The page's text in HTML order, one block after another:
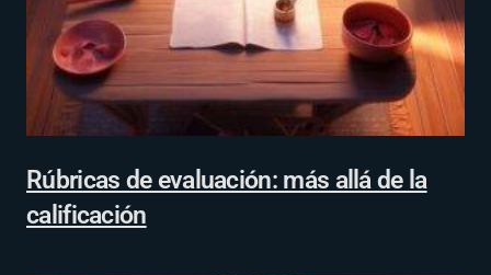
Rúbricas de evaluación: más allá de la
calificación